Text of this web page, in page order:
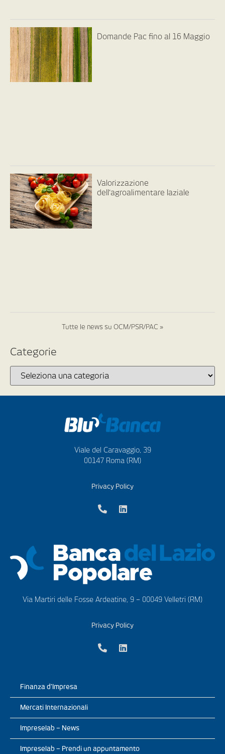
Domande Pac fino al 16 Maggio
Valorizzazione
dell’agroalimentare laziale
Tutte le news su OCM/PSR/PAC »
Categorie
Viale del Caravaggio, 39
00147 Roma (RM)
Privacy Policy
Via Martiri delle Fosse Ardeatine, 9 – 00049 Velletri (RM)
Privacy Policy
Finanza d’Impresa
Mercati Internazionali
Impreselab – News
Impreselab – Prendi un appuntamento